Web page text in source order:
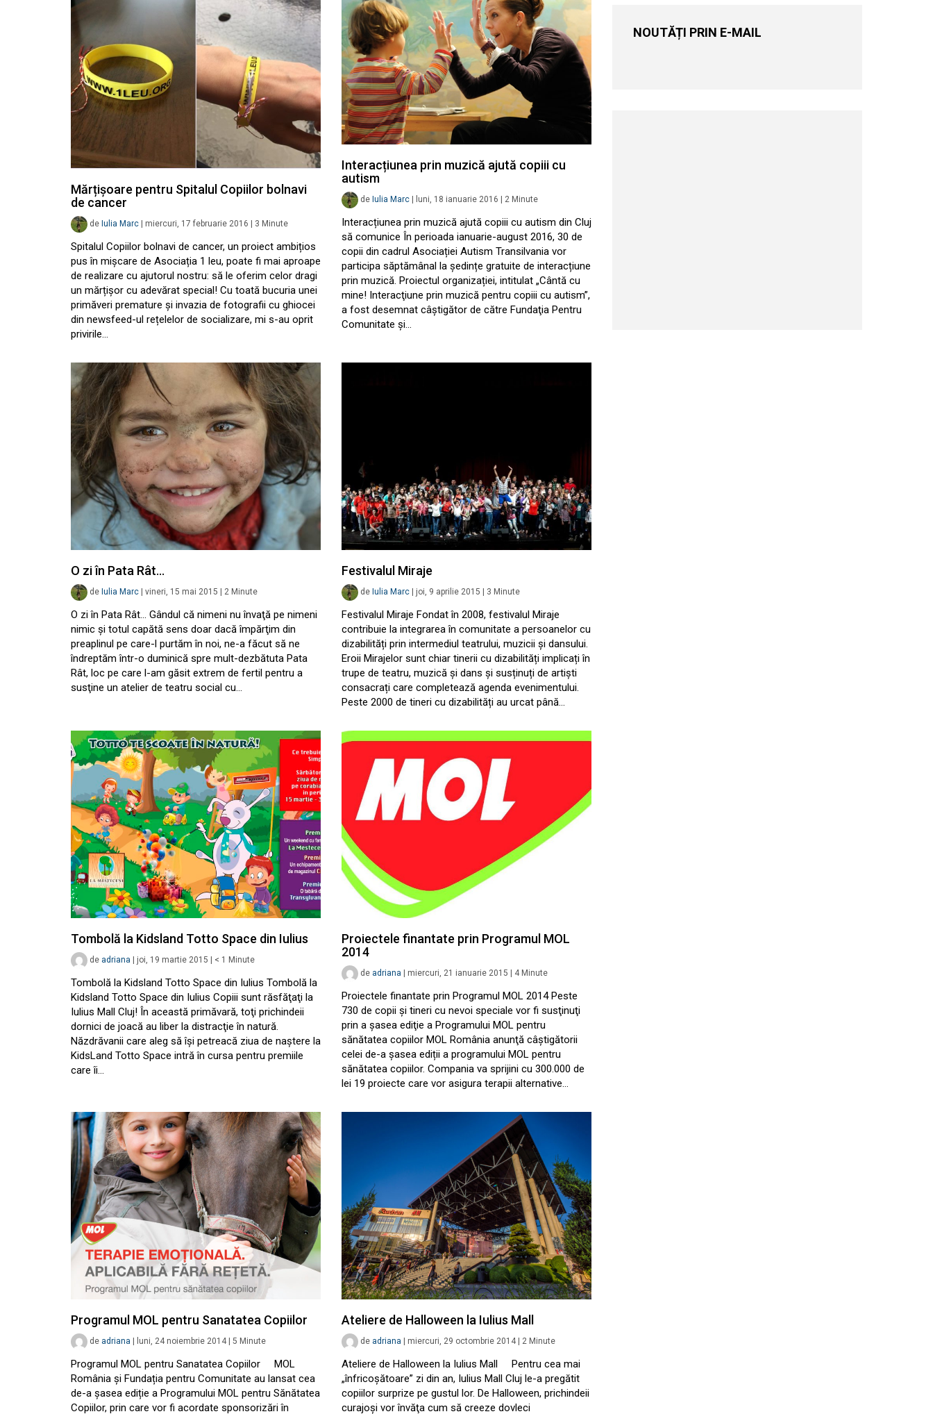
Mărțișoare pentru Spitalul Copiilor bolnavi
de cancer
de Iulia Marc miercuri, 17 februarie 2016 3 Minute
Spitalul Copiilor bolnavi de cancer, un proiect ambițios
pus în mișcare de Asociația 1 leu, poate fi mai aproape
de realizare cu ajutorul nostru: să le oferim celor dragi
un mărțișor cu adevărat special! Cu toată bucuria unei
primăveri premature și invazia de fotografii cu ghiocei
din newsfeed-ul rețelelor de socializare, mi s-au oprit
privirile…
Interacțiunea prin muzică ajută copiii cu
autism
de Iulia Marc | luni, 18 ianuarie 2016 | 2 Minute
Interacțiunea prin muzică ajută copiii cu autism din Cluj
să comunice În perioada ianuarie-august 2016, 30 de
copii din cadrul Asociației Autism Transilvania vor
participa săptămânal la ședințe gratuite de interacțiune
prin muzică. Proiectul organizației, intitulat „Cântă cu
mine! Interacţiune prin muzică pentru copiii cu autism”,
a fost desemnat câștigător de către Fundaţia Pentru
Comunitate şi…
O zi în Pata Rât…
de Iulia Marc vineri, 15 mai 2015 2 Minute
O zi în Pata Rât… Gândul că nimeni nu învaţă pe nimeni
nimic şi totul capătă sens doar dacă împărţim din
preaplinul pe care-l purtăm în noi, ne-a făcut să ne
îndreptăm într-o duminică spre mult-dezbătuta Pata
Rât, loc pe care l-am găsit extrem de fertil pentru a
susţine un atelier de teatru social cu…
Festivalul Miraje
de Iulia Marc joi, 9 aprilie 2015 3 Minute
Festivalul Miraje Fondat în 2008, festivalul Miraje
contribuie la integrarea în comunitate a persoanelor cu
dizabilități prin intermediul teatrului, muzicii și dansului.
Eroii Mirajelor sunt chiar tinerii cu dizabilități implicați în
trupe de teatru, muzică și dans și susținuți de artiști
consacrați care completează agenda evenimentului.
Peste 2000 de tineri cu dizabilități au urcat până…
Tombolă la Kidsland Totto Space din Iulius
de adriana joi, 19 martie 2015 < 1 Minute
Tombolă la Kidsland Totto Space din Iulius Tombolă la
Kidsland Totto Space din Iulius Copiii sunt răsfăţaţi la
Iulius Mall Cluj! În această primăvară, toţi prichindeii
dornici de joacă au liber la distracţie în natură.
Năzdrăvanii care aleg să îşi petreacă ziua de naştere la
KidsLand Totto Space intră în cursa pentru premiile
care îi…
Proiectele finantate prin Programul MOL
2014
de adriana miercuri, 21 ianuarie 2015 4 Minute
Proiectele finantate prin Programul MOL 2014 Peste
730 de copii și tineri cu nevoi speciale vor fi susţinuţi
prin a șasea ediţie a Programului MOL pentru
sănătatea copiilor MOL România anunţă câștigătorii
celei de-a șasea ediții a programului MOL pentru
sănătatea copiilor. Compania va sprijini cu 300.000 de
lei 19 proiecte care vor asigura terapii alternative…
Programul MOL pentru Sanatatea Copiilor
de adriana luni, 24 noiembrie 2014 5 Minute
Programul MOL pentru Sanatatea Copiilor MOL
România și Fundația pentru Comunitate au lansat cea
de-a șasea ediție a Programului MOL pentru Sănătatea
Copiilor, prin care vor fi acordate sponsorizări în
Ateliere de Halloween la Iulius Mall
de adriana miercuri, 29 octombrie 2014 2 Minute
Ateliere de Halloween la Iulius Mall Pentru cea mai
„înfricoşătoare” zi din an, Iulius Mall Cluj le-a pregătit
copiilor surprize pe gustul lor. De Halloween, prichindeii
curajoşi vor învăţa cum să creeze dovleci
NOUTĂȚI PRIN E-MAIL